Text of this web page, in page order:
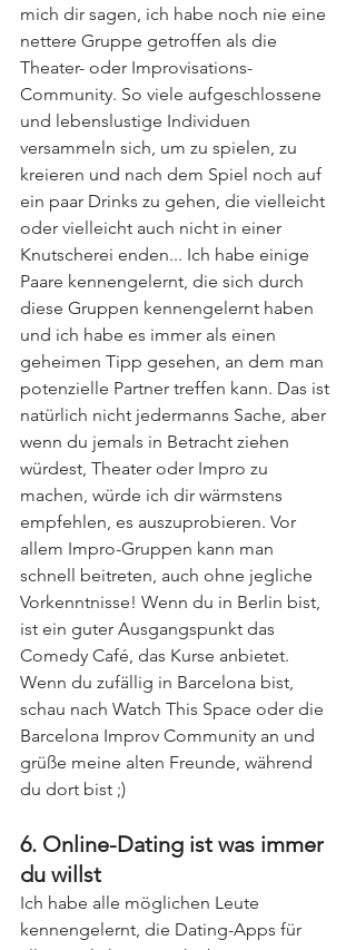
mich dir sagen, ich habe noch nie eine
nettere Gruppe getroffen als die
Theater- oder Improvisations-
Community. So viele aufgeschlossene
und lebenslustige Individuen
versammeln sich, um zu spielen, zu
kreieren und nach dem Spiel noch auf
ein paar Drinks zu gehen, die vielleicht
oder vielleicht auch nicht in einer
Knutscherei enden... Ich habe einige
Paare kennengelernt, die sich durch
diese Gruppen kennengelernt haben
und ich habe es immer als einen
geheimen Tipp gesehen, an dem man
potenzielle Partner treffen kann. Das ist
natürlich nicht jedermanns Sache, aber
wenn du jemals in Betracht ziehen
würdest, Theater oder Impro zu
machen, würde ich dir wärmstens
empfehlen, es auszuprobieren. Vor
allem Impro-Gruppen kann man
schnell beitreten, auch ohne jegliche
Vorkenntnisse! Wenn du in Berlin bist,
ist ein guter Ausgangspunkt das
Comedy Café, das Kurse anbietet.
Wenn du zufällig in Barcelona bist,
schau nach Watch This Space oder die
Barcelona Improv Community an und
grüße meine alten Freunde, während
du dort bist ;)
6. Online-Dating ist was immer
du willst
Ich habe alle möglichen Leute
kennengelernt, die Dating-Apps für